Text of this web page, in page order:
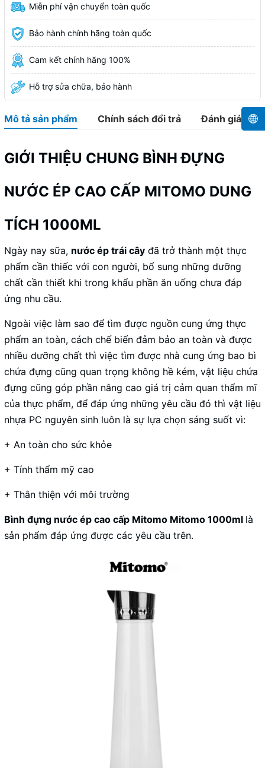
Miễn phí vận chuyển toàn quốc
Bảo hành chính hãng toàn quốc
Cam kết chính hãng 100%
Hỗ trợ sửa chữa, bảo hành
Mô tả sản phẩm Chính sách đổi trả Đánh giá
GIỚI THIỆU CHUNG BÌNH ĐỰNG
NƯỚC ÉP CAO CẤP MITOMO DUNG
TÍCH 1000ML
Ngày nay sữa, nước ép trái cây đã trở thành một thực
phẩm cần thiếc với con người, bổ sung những dưỡng
chất cần thiết khi trong khẩu phần ăn uống chưa đáp
ứng nhu cầu.
Ngoài việc làm sao để tìm được nguồn cung ứng thực
phẩm an toàn, cách chế biến đảm bảo an toàn và được
nhiều dưỡng chất thì việc tìm được nhà cung ứng bao bì
chứa đựng cũng quan trọng không hề kém, vật liệu chứa
đựng cũng góp phần nâng cao giá trị cảm quan thẩm mĩ
của thực phẩm, để đáp ứng những yêu cầu đó thì vật liệu
nhựa PC nguyên sinh luôn là sự lựa chọn sáng suốt vì:
+ An toàn cho sức khỏe
+ Tính thẩm mỹ cao
+ Thân thiện với môi trường
Bình đựng nước ép cao cấp Mitomo Mitomo 1000ml là
sản phẩm đáp ứng được các yêu cầu trên.